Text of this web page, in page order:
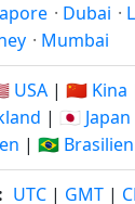
· Dubai ·
· Mumbai
USA | 🇨🇳 Kina
| 🇯🇵 Japan
| 🇧🇷 Brasilien
: UTC | GMT |